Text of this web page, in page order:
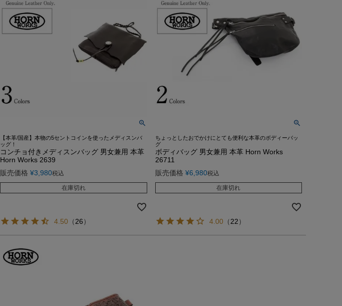
【本革/国産】本物の5セントコインを使ったメディスンバ
ッグ！
コンチョ付きメディスンバッグ 男女兼用 本革
Horn Works 2639
販売価格 ¥3,980税込
在庫切れ
4.50 （26）
ちょっとしたおでかけにとても便利な本革のボディーバッ
グ
ボディバッグ 男女兼用 本革 Horn Works
26711
販売価格 ¥6,980税込
在庫切れ
4.00 （22）